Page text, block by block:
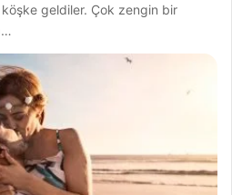
geldiler. Çok zengin bir